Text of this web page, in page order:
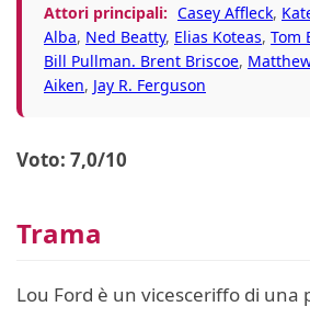
Attori principali: Casey Affleck,
Alba, Ned Beatty, Elias Koteas, Tom
Bill Pullman. Brent Briscoe,
Aiken, Jay R. Ferguson
Voto: 7,0/10
Trama
Lou Ford è un vicesceriffo di una